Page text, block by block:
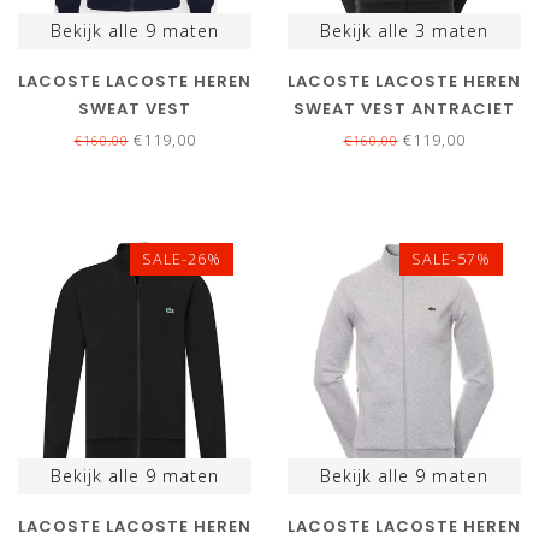
Bekijk alle 9 maten
LACOSTE LACOSTE HEREN
SWEAT VEST
DONKERBLAUW
€160,00€119,00
Bekijk alle 3 maten
LACOSTE LACOSTE HEREN
SWEAT VEST ANTRACIET
GRIJS
€160,00€119,00
SALE-26%
Bekijk alle 9 maten
LACOSTE LACOSTE HEREN
SALE-57%
Bekijk alle 9 maten
LACOSTE LACOSTE HEREN